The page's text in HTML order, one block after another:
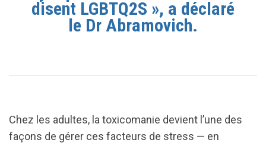
disent LGBTQ2S », a déclaré
le Dr Abramovich.
Chez les adultes, la toxicomanie devient l’une des
façons de gérer ces facteurs de stress — en